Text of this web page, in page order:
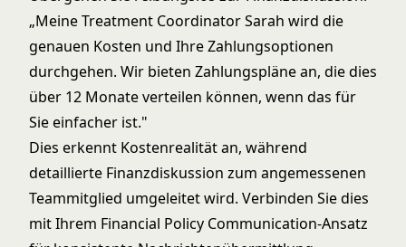
„Meine Treatment Coordinator Sarah wird die
genauen Kosten und Ihre Zahlungsoptionen
durchgehen. Wir bieten Zahlungspläne an, die dies
über 12 Monate verteilen können, wenn das für
Sie einfacher ist."
Dies erkennt Kostenrealität an, während
detaillierte Finanzdiskussion zum angemessenen
Teammitglied umgeleitet wird. Verbinden Sie dies
mit Ihrem Financial Policy Communication-Ansatz